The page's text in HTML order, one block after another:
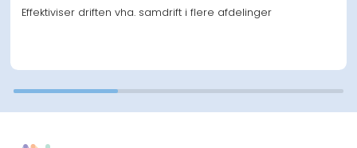
Effektiviser driften vha. samdrift i flere afdelinger